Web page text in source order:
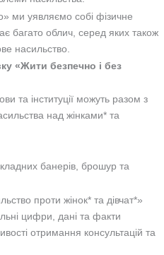
ми уявляємо собі фізичне
багато облич, серед яких також
насильство.
«Жити безпечно і без
та інституції можуть разом з
над жінками* та
банерів, брошур та
проти жінок* та дівчат*»
цифри, дані та факти
отримання консультацій та